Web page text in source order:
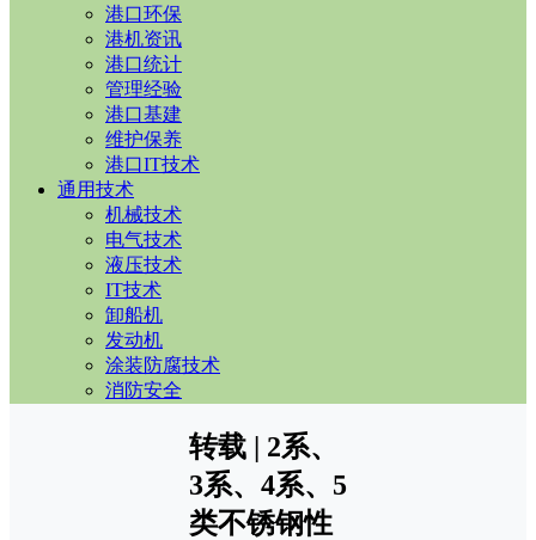
港口环保
港机资讯
港口统计
管理经验
港口基建
维护保养
港口IT技术
通用技术
机械技术
电气技术
液压技术
IT技术
卸船机
发动机
涂装防腐技术
消防安全
转载 | 2系、
3系、4系、5
类不锈钢性